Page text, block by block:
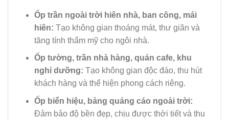
Ốp trần ngoài trời hiên nhà, ban công, mái
hiên: Tạo không gian thoáng mát, thư giãn và
tăng tính thẩm mỹ cho ngôi nhà.
Ốp tường, trần nhà hàng, quán cafe, khu
nghỉ dưỡng: Tạo không gian độc đáo, thu hút
khách hàng và thể hiện phong cách riêng.
Ốp biển hiệu, bảng quảng cáo ngoài trời:
Đảm bảo độ bền đẹp, chịu được thời tiết và thu